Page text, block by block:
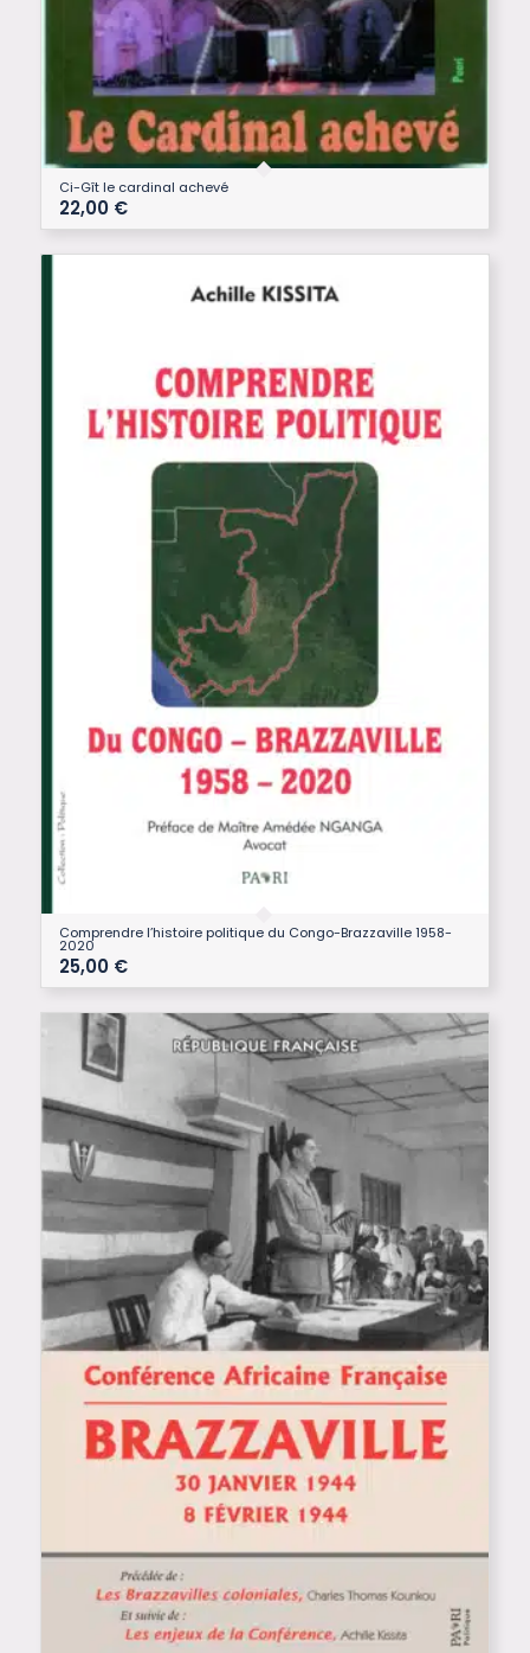
Ci-Gît le cardinal achevé
22,00 €
Comprendre l’histoire politique du Congo-Brazzaville 1958-
2020
25,00 €